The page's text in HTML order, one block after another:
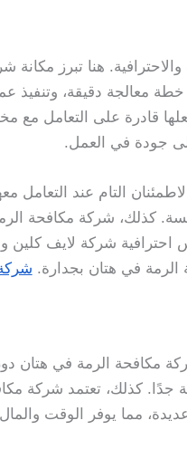
هنا تبرز مكانة
معالجة دقيقة، وتنفيذ
قادرة على التعامل مع
جودة في العمل.
التام عند التعامل
كذلك، شركة مكافحة
احترافية شركة لايف
في هتان بجدارة.
مكافحة الرمة في هتان
جدًا. كذلك، تعتمد شركة
مما يوفر الوقت والمال